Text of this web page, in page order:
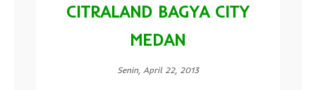
CITRALAND BAGYA CITY
MEDAN
Senin, April 22, 2013